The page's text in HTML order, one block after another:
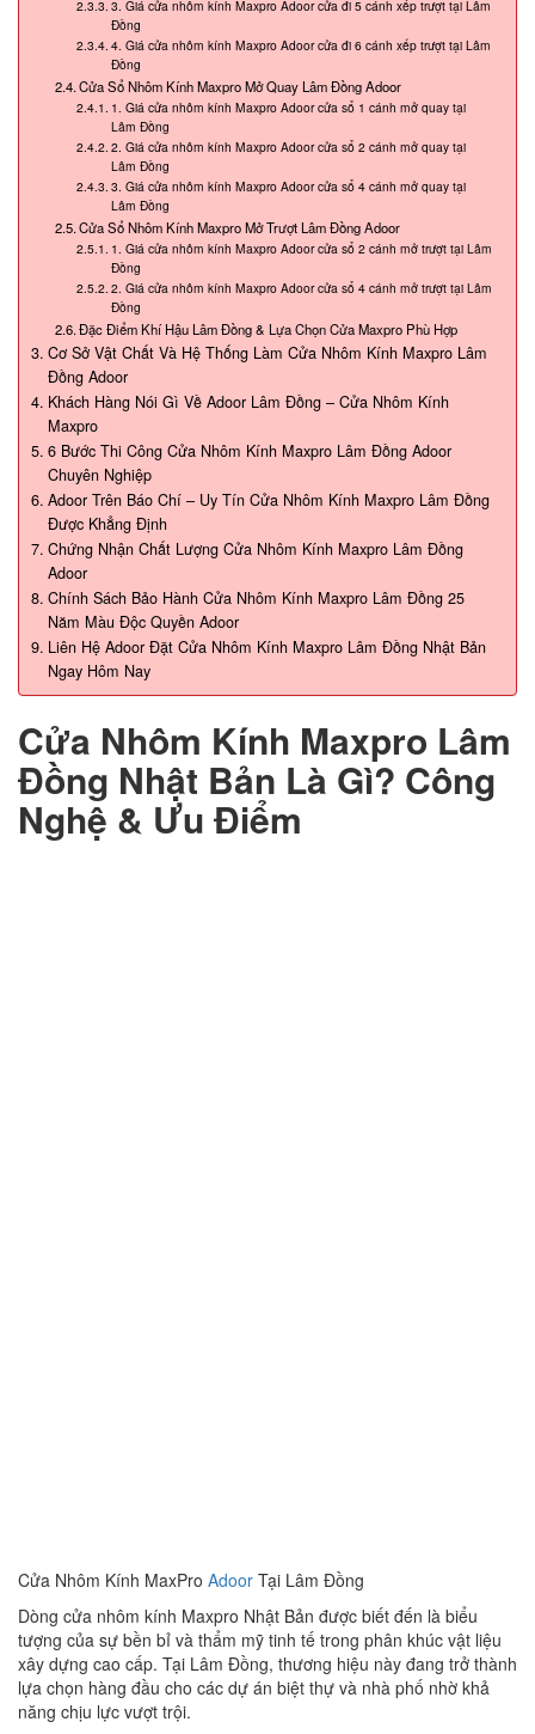
3. Giá cửa nhôm kính Maxpro Adoor cửa đi 5 cánh xếp trượt tại Lâm
Đồng
4. Giá cửa nhôm kính Maxpro Adoor cửa đi 6 cánh xếp trượt tại Lâm
Đồng
Cửa Sổ Nhôm Kính Maxpro Mở Quay Lâm Đồng Adoor
1. Giá cửa nhôm kính Maxpro Adoor cửa sổ 1 cánh mở quay tại
Lâm Đồng
2. Giá cửa nhôm kính Maxpro Adoor cửa sổ 2 cánh mở quay tại
Lâm Đồng
3. Giá cửa nhôm kính Maxpro Adoor cửa sổ 4 cánh mở quay tại
Lâm Đồng
Cửa Sổ Nhôm Kính Maxpro Mở Trượt Lâm Đồng Adoor
1. Giá cửa nhôm kính Maxpro Adoor cửa sổ 2 cánh mở trượt tại Lâm
Đồng
2. Giá cửa nhôm kính Maxpro Adoor cửa sổ 4 cánh mở trượt tại Lâm
Đồng
Đặc Điểm Khí Hậu Lâm Đồng & Lựa Chọn Cửa Maxpro Phù Hợp
Cơ Sở Vật Chất Và Hệ Thống Làm Cửa Nhôm Kính Maxpro Lâm
Đồng Adoor
Khách Hàng Nói Gì Về Adoor Lâm Đồng – Cửa Nhôm Kính
Maxpro
6 Bước Thi Công Cửa Nhôm Kính Maxpro Lâm Đồng Adoor
Chuyên Nghiệp
Adoor Trên Báo Chí – Uy Tín Cửa Nhôm Kính Maxpro Lâm Đồng
Được Khẳng Định
Chứng Nhận Chất Lượng Cửa Nhôm Kính Maxpro Lâm Đồng
Adoor
Chính Sách Bảo Hành Cửa Nhôm Kính Maxpro Lâm Đồng 25
Năm Màu Độc Quyền Adoor
Liên Hệ Adoor Đặt Cửa Nhôm Kính Maxpro Lâm Đồng Nhật Bản
Ngay Hôm Nay
Cửa Nhôm Kính Maxpro Lâm
Đồng Nhật Bản Là Gì? Công
Nghệ & Ưu Điểm
Cửa Nhôm Kính MaxPro Adoor Tại Lâm Đồng
Dòng cửa nhôm kính Maxpro Nhật Bản được biết đến là biểu
tượng của sự bền bỉ và thẩm mỹ tinh tế trong phân khúc vật liệu
xây dựng cao cấp. Tại Lâm Đồng, thương hiệu này đang trở thành
lựa chọn hàng đầu cho các dự án biệt thự và nhà phố nhờ khả
năng chịu lực vượt trội.